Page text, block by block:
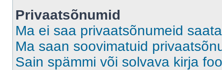
Privaatsõnumid
Ma ei saa privaatsõnumeid
Ma saan soovimatuid
Sain spämmi või solvava kirja